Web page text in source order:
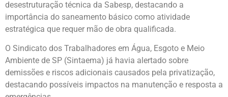
desestruturação técnica da Sabesp, destacando a
importância do saneamento básico como atividade
estratégica que requer mão de obra qualificada.
O Sindicato dos Trabalhadores em Água, Esgoto e Meio
Ambiente de SP (Sintaema) já havia alertado sobre
demissões e riscos adicionais causados pela privatização,
destacando possíveis impactos na manutenção e resposta a